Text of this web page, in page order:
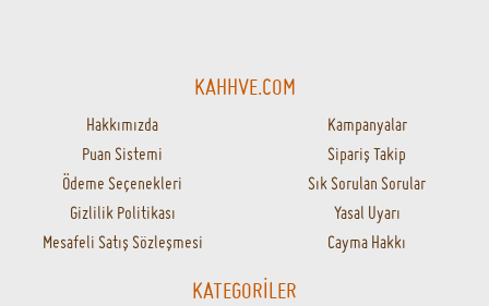
KAHHVE.COM
Hakkımızda
Kampanyalar
Puan Sistemi
Sipariş Takip
Ödeme Seçenekleri
Sık Sorulan Sorular
Gizlilik Politikası
Yasal Uyarı
Mesafeli Satış Sözleşmesi
Cayma Hakkı
KATEGORİLER